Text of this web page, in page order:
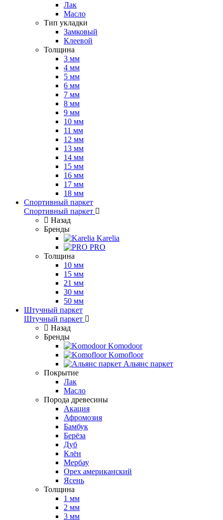
Лак
Масло
Тип укладки
Замковый
Клеевой
Толщина
3 мм
4 мм
5 мм
6 мм
7 мм
8 мм
9 мм
10 мм
11 мм
12 мм
13 мм
14 мм
15 мм
16 мм
17 мм
18 мм
Спортивный паркет
Спортивный паркет
Назад
Бренды
Karelia
PRO
Толщина
10 мм
15 мм
21 мм
30 мм
50 мм
Штучный паркет
Штучный паркет
Назад
Бренды
Komodoor
Komofloor
Альянс паркет
Покрытие
Лак
Масло
Порода древесины
Акация
Афромозия
Бамбук
Берёза
Дуб
Клён
Мербау
Орех американский
Ясень
Толщина
1 мм
2 мм
3 мм